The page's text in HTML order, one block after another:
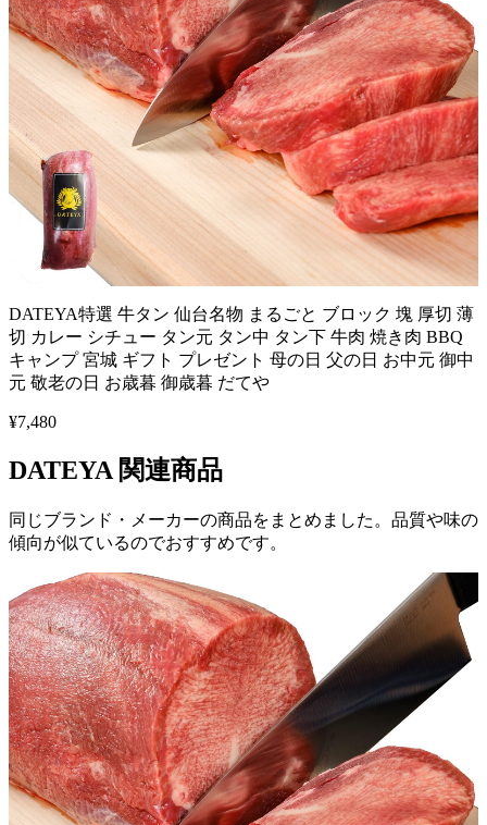
DATEYA特選 牛タン 仙台名物 まるごと ブロック 塊 厚切 薄
切 カレー シチュー タン元 タン中 タン下 牛肉 焼き肉 BBQ
キャンプ 宮城 ギフト プレゼント 母の日 父の日 お中元 御中
元 敬老の日 お歳暮 御歳暮 だてや
¥7,480
DATEYA関連商品
同じブランド・メーカーの商品をまとめました。品質や味の
傾向が似ているのでおすすめです。